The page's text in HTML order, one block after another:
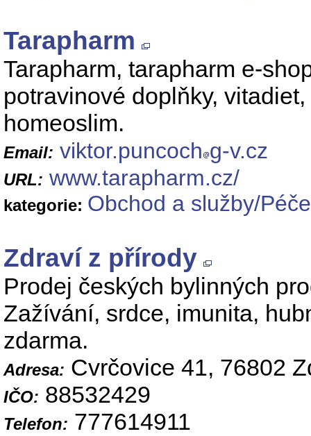
Tarapharm
Tarapharm, tarapharm e-
potravinové doplňky,
homeoslim.
Email: viktor.puncoch g-v.cz
URL: www.tarapharm.cz/
kategorie: Obchod a služby/
Zdraví z přírody
Prodej českých bylinných
Zažívání, srdce, imunita,
zdarma.
Adresa: Cvrčovice 41, 76802
IČO: 88532429
Telefon: 777614911